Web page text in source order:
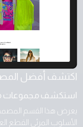
اكتشف أفضل
استكشف مجموعات
يعرض هذا القسم
الأسلوب المرئي القطع